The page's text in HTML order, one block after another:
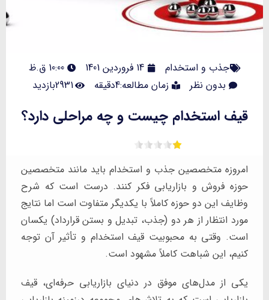
جذب و استخدام 14 فروردین 1401
10:00 ق.ظ
بدون نظر
زمان مطالعه:4دقیقه 2931بازدید
قیف استخدام چیست و چه مراحلی دارد؟
امروزه متخصصین جذب و استخدام باید مانند متخصصین
حوزه فروش و بازاریابی فکر کنند. درست است که شرح
وظایف این دو حوزه کاملاً با یکدیگر متفاوت است اما نتایج
مورد انتظار از هر دو (جذب، تبدیل و بستن قرارداد) یکسان
است. وقتی به محبوبیت قیف استخدام و تأثیر آن توجه
کنیم، این شباهت کاملاً مشهود است.
یکی از مدل‌های موفق در دنیای بازاریابی حرفه‌ای، قیف